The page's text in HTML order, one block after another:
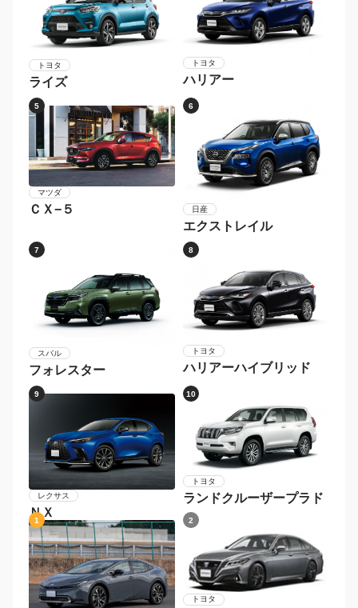
トヨタ
ライズ
トヨタ
ハリアー
5
マツダ
ＣＸ−５
6
日産
エクストレイル
7
スバル
フォレスター
8
トヨタ
ハリアーハイブリッド
9
レクサス
ＮＸ
10
トヨタ
ランドクルーザープラド
1 2
トヨタ